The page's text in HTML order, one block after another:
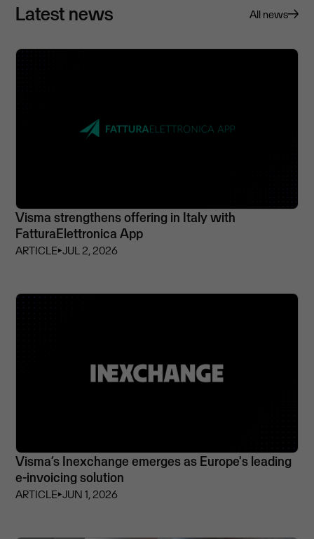
Latest news All news
Visma strengthens offering in Italy with
FatturaElettronica App
ARTICLE⏵JUL 2, 2026
Visma’s Inexchange emerges as Europe's leading
e-invoicing solution
ARTICLE⏵JUN 1, 2026